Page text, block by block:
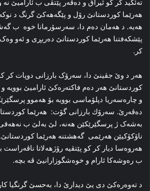
تەئکید کر کو ئیراق و دەڤەر پێتڤی ب ئارامیێ
هەرێما کوردستانێ رۆل و پێگەهەکێ گرنگ د
هەیە. د هەمان دەم دا، سەرسۆرمانا خوە ب
پێشکەفتنا هەرێما کوردستانێ دەربڕی و ئەو
کر.
هەر د وێ جڤینێ دا، سەرۆک بارزانی دوپات کر
کوردستانێ هەر دەم فاکتەرەکێ ئارامیێ بوویە
و چارەسەریا دپلۆماسی بوویە بۆ هەموو
دەڤەرێ. سەرۆك بارزانی گۆت: هەرێما
بەشەک ژ پرسگێرێكێن هەنە، لێ بەلێ ب
ناۆکۆکیێن هەرێمی گەهشتنە هەرێما
هەروەسا دیار کر کو پێتڤیە رۆژهەلاتا ناڤەراست
ب رەوشەکا ئارام و خوەشگوزارانیێ ڤە بچە.
د تەوەرەکێ دی یێ دیدارێ دا، بەحسێ گرنگیا